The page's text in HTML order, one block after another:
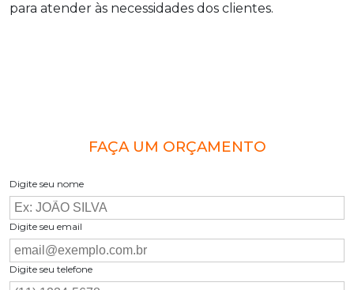
para atender às necessidades dos clientes.
FAÇA UM ORÇAMENTO
Digite seu nome
Digite seu email
Digite seu telefone